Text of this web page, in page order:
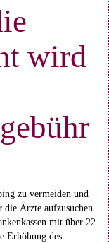
wird
zu vermeiden und
die Ärzte aufzusuchen
mit über 22
Erhöhung des